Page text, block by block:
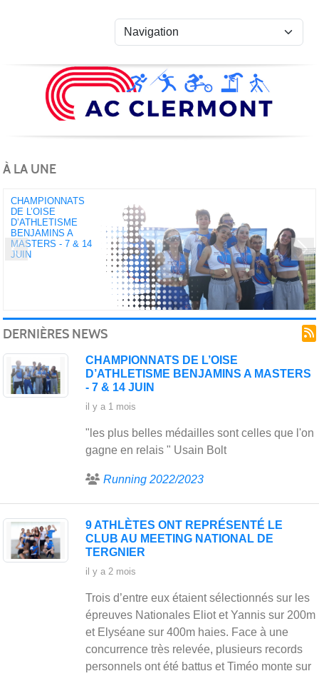
À LA UNE
CHAMPIONNATS
DE L’OISE
D’ATHLETISME
BENJAMINS A
MASTERS - 7 & 14
JUIN
Previous Next
DERNIÈRES NEWS
CHAMPIONNATS DE L’OISE
D’ATHLETISME BENJAMINS A MASTERS
- 7 & 14 JUIN
il y a 1 mois
"les plus belles médailles sont celles que l'on
gagne en relais " Usain Bolt
Running 2022/2023
9 ATHLÈTES ONT REPRÉSENTÉ LE
CLUB AU MEETING NATIONAL DE
TERGNIER
il y a 2 mois
Trois d’entre eux étaient sélectionnés sur les
épreuves Nationales Eliot et Yannis sur 200m
et Elyséane sur 400m haies. Face à une
concurrence très relevée, plusieurs records
personnels ont été battus et Timéo monte sur